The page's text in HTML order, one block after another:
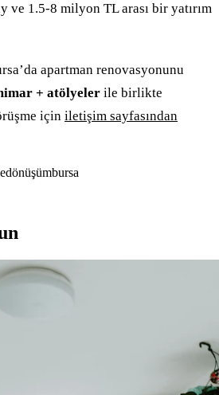
ve 1.5-8 milyon TL arası bir yatırım
apartman renovasyonunu
+ atölyeler ile birlikte
için iletişim sayfasından
dönüşümbursa